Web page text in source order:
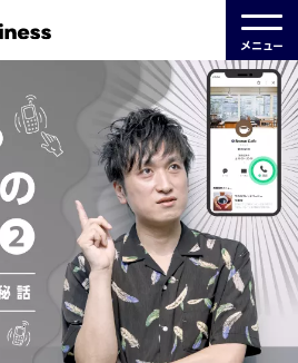
メニュー